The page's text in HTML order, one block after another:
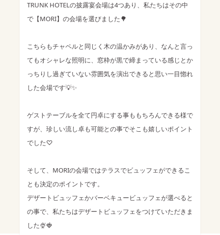
TRUNK HOTELの披露宴会場は4つあり、私たちはその中
で【MORI】の会場を選びました🌳
こちらもチャペルと同じく木の温かみがあり、なんと言っ
てもオシャレな照明に、窓枠が黒で締まっている感じとか
っちりし過ぎていない雰囲気を演出できると思い一目惚れ
した会場です💡✨
ゲストテーブルを全て円卓にする事ももちろんできる様で
すが、珍しい流し卓も可能との事でそこも嬉しいポイント
でした♡
そして、MORIの会場ではテラスでビュッフェができるこ
とも決定のポイントです。
デザートビュッフェかバーベキュービュッフェが選べると
の事で、私たちはデザートビュッフェをつけていただきま
した🍨🍓